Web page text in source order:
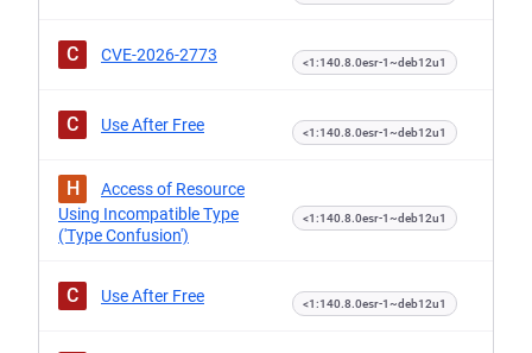
C CVE-2026-2773 <1:140.8.0esr-1~deb12u1
C Use After Free <1:140.8.0esr-1~deb12u1
H
Access of Resource
Using Incompatible Type
('Type Confusion')
<1:140.8.0esr-1~deb12u1
C Use After Free <1:140.8.0esr-1~deb12u1